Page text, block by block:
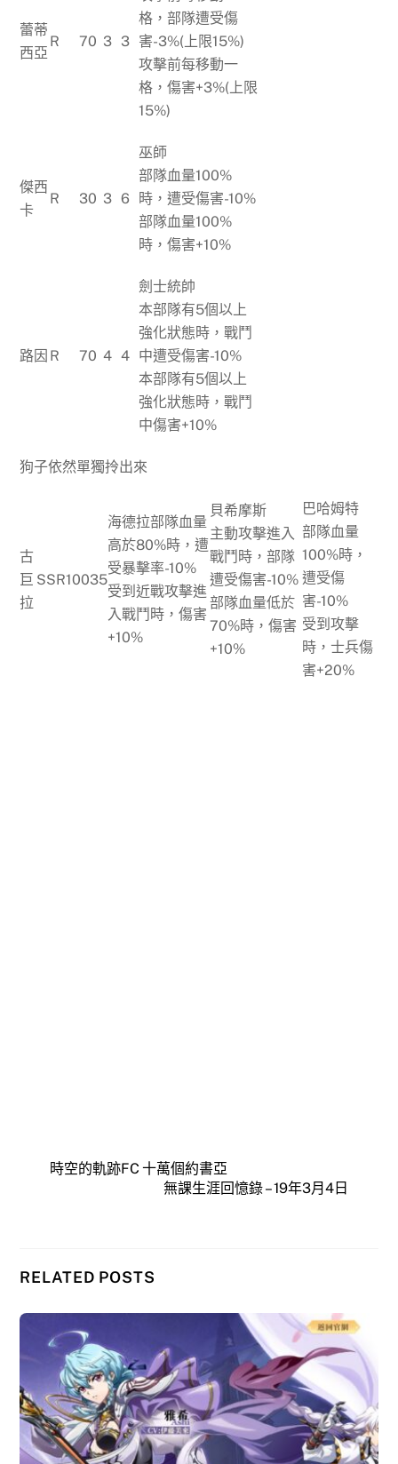
蕾蒂
西亞
R 70 3 3
格，部隊遭受傷
害-3%(上限15%)
攻擊前每移動一
格，傷害+3%(上限
15%)
傑西
卡
R 30 3 6
巫師
部隊血量100%
時，遭受傷害-10%
部隊血量100%
時，傷害+10%
路因 R 70 4 4
劍士統帥
本部隊有5個以上
強化狀態時，戰鬥
中遭受傷害-10%
本部隊有5個以上
強化狀態時，戰鬥
中傷害+10%
狗子依然單獨拎出來
古
巨
拉
SSR10035
海德拉部隊血量
高於80%時，遭
受暴擊率-10%
受到近戰攻擊進
入戰鬥時，傷害
+10%
貝希摩斯
主動攻擊進入
戰鬥時，部隊
遭受傷害-10%
部隊血量低於
70%時，傷害
+10%
巴哈姆特
部隊血量
100%時，
遭受傷
害-10%
受到攻擊
時，士兵傷
害+20%
時空的軌跡FC 十萬個約書亞
無課生涯回憶錄 – 19年3月4日
RELATED POSTS